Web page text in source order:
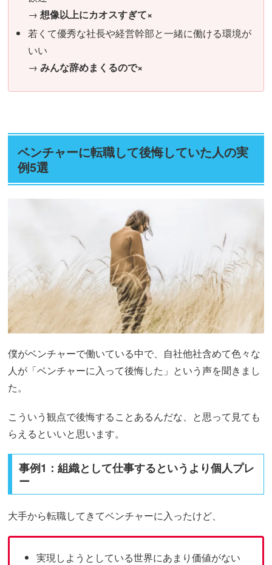
→ 想像以上にカオスすぎて×
若くて優秀な社長や経営幹部と一緒に働ける環境が
いい
→ みんな辞めまくるので×
ベンチャーに転職して後悔していた人の実
例5選
僕がベンチャーで働いている中で、自社他社含めて色々な
人が「ベンチャーに入って後悔した」という声を聞きまし
た。
こういう観点で後悔することあるんだな、と思って見ても
らえるといいと思います。
事例1：組織として仕事するというより個人プレ
ー
大手から転職してきてベンチャーに入ったけど、
実現しようとしている世界にあまり価値がない